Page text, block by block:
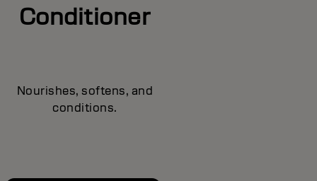
Conditioner
Nourishes, softens, and
conditions.